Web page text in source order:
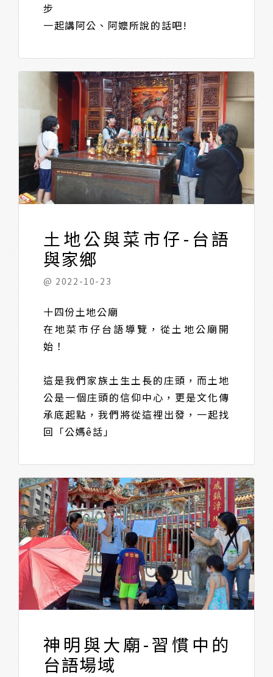
步
一起講阿公、阿嬤所說的話吧!
土地公與菜市仔-台語
與家鄉
@ 2022-10-23
十四份土地公廟
在地菜市仔台語導覽，從土地公廟開
始！
這是我們家族土生土長的庄頭，而土地
公是一個庄頭的信仰中心，更是文化傳
承底起點，我們將從這裡出發，一起找
回「公媽ê話」
神明與大廟-習慣中的
台語場域